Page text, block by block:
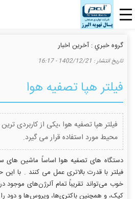
گروه خبري :آخرین اخبار
تاريخ انتشار : 1402/12/21 - 16:17
فیلتر هپا تصفیه هوا
فیلتر هپا تصفیه هوا ،یکی از کاربردی
محیط مورد استفاده قرار می گیرد.
دستگاه های تصفیه هوا اساساً ماشین های
فیلتر با قدرت بالاتری عمل می کنند . با
خوب می‌تواند تقریباً تمام آلرژن‌های موجود
کپک، و همچنین باکتری‌ها، ویروس‌ها و دود